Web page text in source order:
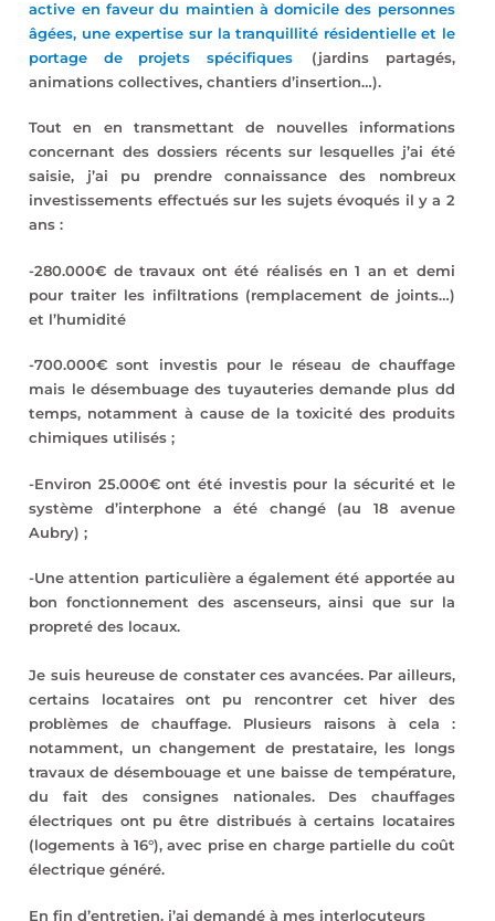
active en faveur du maintien à domicile des personnes
âgées, une expertise sur la tranquillité résidentielle et le
portage de projets spécifiques
(jardins partagés,
animations collectives, chantiers d’insertion…).
Tout en en transmettant de nouvelles informations
concernant des dossiers récents sur lesquelles j’ai été
saisie, j’ai pu prendre connaissance des nombreux
investissements effectués sur les sujets évoqués il y a 2
ans :
-280.000€ de travaux ont été réalisés en 1 an et demi
pour traiter les infiltrations (remplacement de joints…)
et l’humidité
-700.000€ sont investis pour le réseau de chauffage
mais le désembuage des tuyauteries demande plus dd
temps, notamment à cause de la toxicité des produits
chimiques utilisés ;
-Environ 25.000€ ont été investis pour la sécurité et le
système d’interphone a été changé (au 18 avenue
Aubry) ;
-Une attention particulière a également été apportée au
bon fonctionnement des ascenseurs, ainsi que sur la
propreté des locaux.
Je suis heureuse de constater ces avancées. Par ailleurs,
certains locataires ont pu rencontrer cet hiver des
problèmes de chauffage. Plusieurs raisons à cela :
notamment, un changement de prestataire, les longs
travaux de désembouage et une baisse de température,
du fait des consignes nationales. Des chauffages
électriques ont pu être distribués à certains locataires
(logements à 16°), avec prise en charge partielle du coût
électrique généré.
En fin d’entretien, j’ai demandé à mes interlocuteurs